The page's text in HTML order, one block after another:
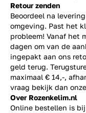
Retour zenden
Beoordeel na
omgeving. Past het
probleem! Vanaf het
dagen om van de
ingepakt aan ons
geld terug.
maximaal € 14,-,
vraag bekijk dan
Over Rozenkelim.nl
Online bestellen is